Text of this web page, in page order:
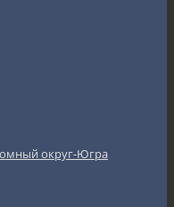
округ-Югра